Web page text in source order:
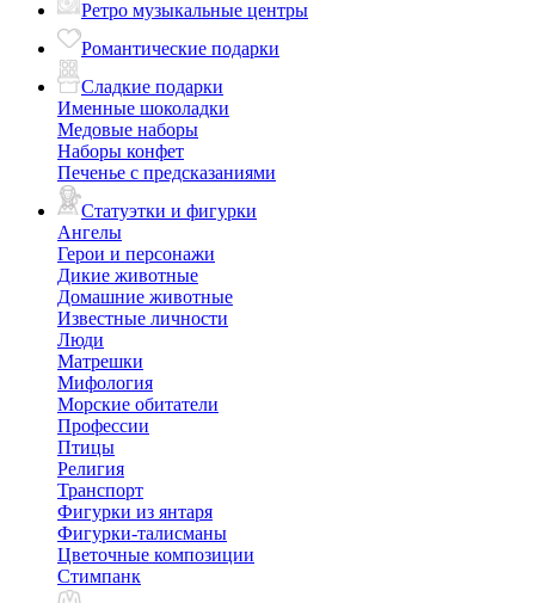
Ретро музыкальные центры
Романтические подарки
Сладкие подарки
Именные шоколадки
Медовые наборы
Наборы конфет
Печенье с предсказаниями
Статуэтки и фигурки
Ангелы
Герои и персонажи
Дикие животные
Домашние животные
Известные личности
Люди
Матрешки
Мифология
Морские обитатели
Профессии
Птицы
Религия
Транспорт
Фигурки из янтаря
Фигурки-талисманы
Цветочные композиции
Стимпанк